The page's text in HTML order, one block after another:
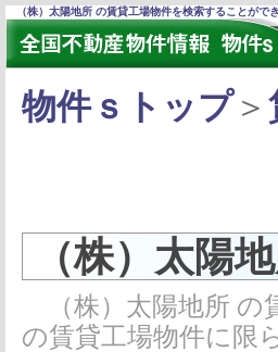
（株）太陽地所 の賃貸工場物件を検索することができ
物件ｓトップ＞
（株）太陽
（株）太陽地所 の
の賃貸工場物件に限